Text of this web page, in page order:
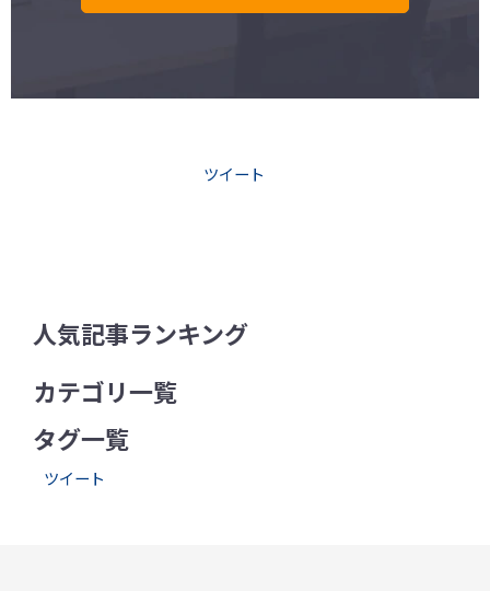
ツイート
人気記事ランキング
カテゴリ一覧
タグ一覧
ツイート